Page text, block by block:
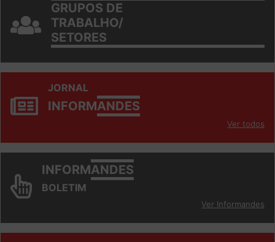
GRUPOS DE
TRABALHO/
SETORES
JORNAL
INFORMANDES
Ver todos
INFORMANDES
BOLETIM
Ver Informandes